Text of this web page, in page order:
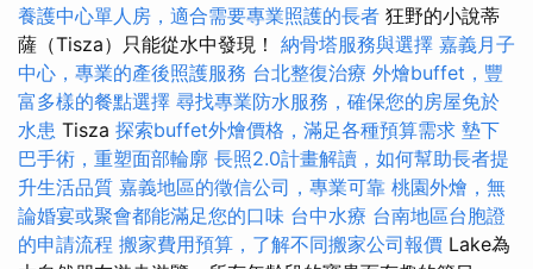
養護中心單人房，適合需要專業照護的長者 狂野的小說蒂
薩（Tisza）只能從水中發現！ 納骨塔服務與選擇 嘉義月子
中心，專業的產後照護服務 台北整復治療 外燴buffet，豐
富多樣的餐點選擇 尋找專業防水服務，確保您的房屋免於
水患 Tisza 探索buffet外燴價格，滿足各種預算需求 墊下
巴手術，重塑面部輪廓 長照2.0計畫解讀，如何幫助長者提
升生活品質 嘉義地區的徵信公司，專業可靠 桃園外燴，無
論婚宴或聚會都能滿足您的口味 台中水療 台南地區台胞證
的申請流程 搬家費用預算，了解不同搬家公司報價 Lake為